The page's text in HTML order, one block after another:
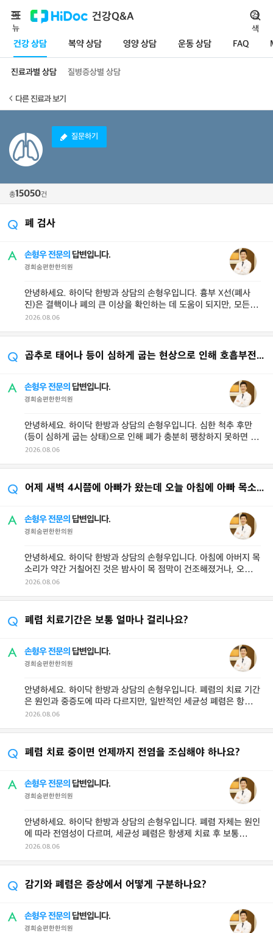
건강Q&A
건강 상담 복약 상담 영양 상담 운동 상담 FAQ
메
뉴
검
색
진료과별 상담 질병증상별 상담
다른 진료과 보기
질문하기
총15050건
폐 검사
손형우 전문의 답변입니다.
경희숨편한한의원
안녕하세요. 하이닥 한방과 상담의 손형우입니다. 흉부 X선(폐사
진)은 결핵이나 폐의 큰 이상을 확인하는 데 도움이 되지만, 모든 폐
질환을 100% 발견하는 ...
2026.08.06
곱추로 태어나 등이 심하게 굽는 현상으로 인해 호흡부전에 의한 고이산호탄소혈증이 발생한다
손형우 전문의 답변입니다.
경희숨편한한의원
안녕하세요. 하이닥 한방과 상담의 손형우입니다. 심한 척추 후만
(등이 심하게 굽는 상태)으로 인해 폐가 충분히 팽창하지 못하면 환
기 장애가 생기고 이산화탄소 ...
2026.08.06
어제 새벽 4시쯤에 아빠가 왔는데 오늘 아침에 아빠 목소리가 약간 결려있더군요. 목소리
손형우 전문의 답변입니다.
경희숨편한한의원
안녕하세요. 하이닥 한방과 상담의 손형우입니다. 아침에 아버지 목
소리가 약간 거칠어진 것은 밤사이 목 점막이 건조해졌거나, 오래
자면서 목에 분비물이 고였거 ...
2026.08.06
폐렴 치료기간은 보통 얼마나 걸리나요?
손형우 전문의 답변입니다.
경희숨편한한의원
안녕하세요. 하이닥 한방과 상담의 손형우입니다. 폐렴의 치료 기간
은 원인과 중증도에 따라 다르지만, 일반적인 세균성 폐렴은 항생제
를 보통 5~7일 이상 복용 ...
2026.08.06
폐렴 치료 중이면 언제까지 전염을 조심해야 하나요?
손형우 전문의 답변입니다.
경희숨편한한의원
안녕하세요. 하이닥 한방과 상담의 손형우입니다. 폐렴 자체는 원인
에 따라 전염성이 다르며, 세균성 폐렴은 항생제 치료 후 보통
24~48시간 정도 지나면 전 ...
2026.08.06
감기와 폐렴은 증상에서 어떻게 구분하나요?
손형우 전문의 답변입니다.
경희숨편한한의원